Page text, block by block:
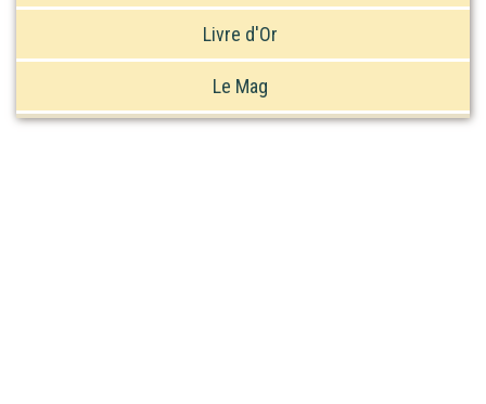
Livre d'Or
Le Mag